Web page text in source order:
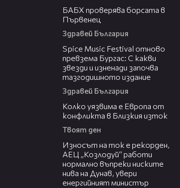
БАБХ проверява борсата в
Първенец
Здравей България
Spice Music Festival отново
превзема Бургас: С какви
звезди и изненади започва
тазгодишното издание
Здравей България
Колко уязвима е Европа от
конфликта в Близкия изток
Твоят ден
Износът на ток е рекорден,
АЕЦ „Козлодуй“ работи
нормално въпреки ниските
нива на Дунав, увери
енергийният министър